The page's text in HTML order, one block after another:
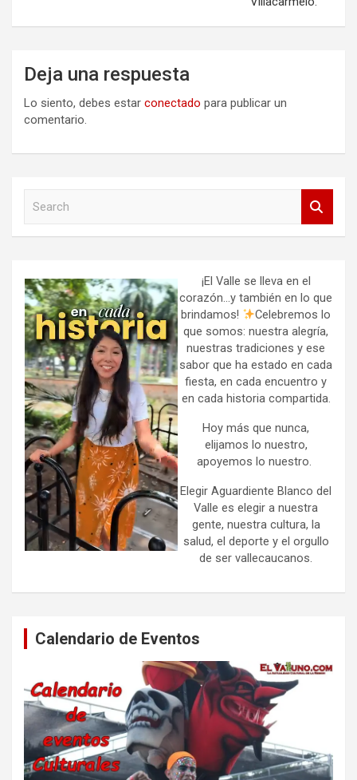
Deja una respuesta
Lo siento, debes estar conectado para publicar un
comentario.
h
¡El Valle se lleva en el
corazón…y también en lo que
brindamos!
Celebremos lo
que somos: nuestra alegría,
nuestras tradiciones y ese
sabor que ha estado en cada
fiesta, en cada encuentro y
en cada historia compartida.
Hoy más que nunca,
elijamos lo nuestro,
apoyemos lo nuestro.
Elegir Aguardiente Blanco del
Valle es elegir a nuestra
gente, nuestra cultura, la
salud, el deporte y el orgullo
de ser vallecaucanos.
Calendario de Eventos